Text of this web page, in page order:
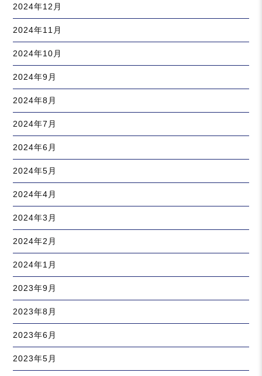
2024年12月
2024年11月
2024年10月
2024年9月
2024年8月
2024年7月
2024年6月
2024年5月
2024年4月
2024年3月
2024年2月
2024年1月
2023年9月
2023年8月
2023年6月
2023年5月